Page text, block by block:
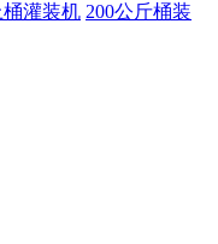
灌装机 200公斤桶装